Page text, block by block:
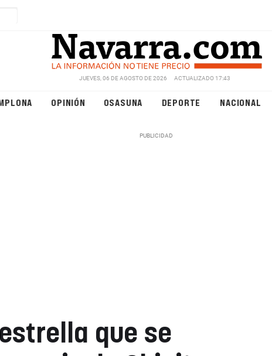
JUEVES, 06 DE AGOSTO DE 2026 ACTUALIZADO 17:43
OPINIÓN OSASUNA DEPORTE NACIONAL
que se